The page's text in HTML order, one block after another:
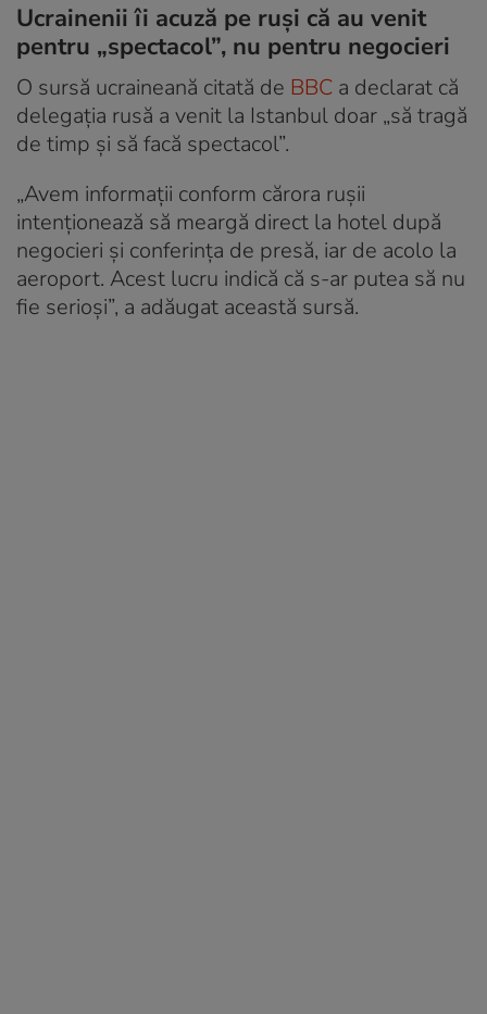
Ucrainenii îi acuză pe ruși că au venit
pentru „spectacol”, nu pentru negocieri
O sursă ucraineană citată de BBC a declarat că
delegația rusă a venit la Istanbul doar „să tragă
de timp și să facă spectacol”.
„Avem informații conform cărora rușii
intenționează să meargă direct la hotel după
negocieri și conferința de presă, iar de acolo la
aeroport. Acest lucru indică că s-ar putea să nu
fie serioși”, a adăugat această sursă.